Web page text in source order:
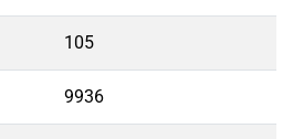
105
9936